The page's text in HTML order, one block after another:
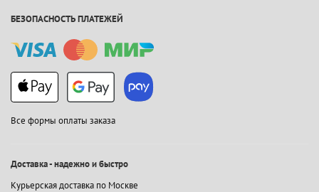
БЕЗОПАСНОСТЬ ПЛАТЕЖЕЙ
Все формы оплаты заказа
Доставка - надежно и быстро
Курьерская доставка по Москве